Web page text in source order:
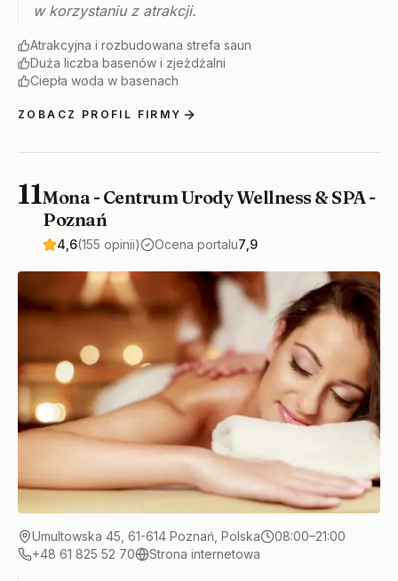
w korzystaniu z atrakcji.
Atrakcyjna i rozbudowana strefa saun
Duża liczba basenów i zjeżdżalni
Ciepła woda w basenach
ZOBACZ PROFIL FIRMY
11Mona - Centrum Urody Wellness & SPA -
Poznań
4,6(155 opinii) Ocena portalu7,9
Umultowska 45, 61-614 Poznań, Polska
08:00–21:00
+48 61 825 52 70
Strona internetowa